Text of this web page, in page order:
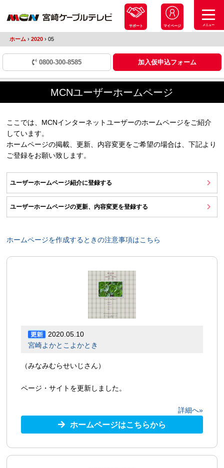
サポート マイページ メニュー
ホーム › 2020 ›05
0800-300-8585 加入仮申込フォーム
MCNユーザーホームページ
ここでは、MCNインターネットユーザーのホームページをご紹介
しています。
ホームページの掲載、更新、内容変更をご希望の場合は、下記より
ご登録をお願い致します。
ユーザーホームページ紹介に登録する
ユーザーホームページの更新、内容変更を登録する
ホームページを作成するときの注意事項はこちら
2020.05.10
宮崎よかとこよかとき
（みなみむらせいじさん）
ページ・サイトを更新しました。
詳細へ»
ホームページはこちらから